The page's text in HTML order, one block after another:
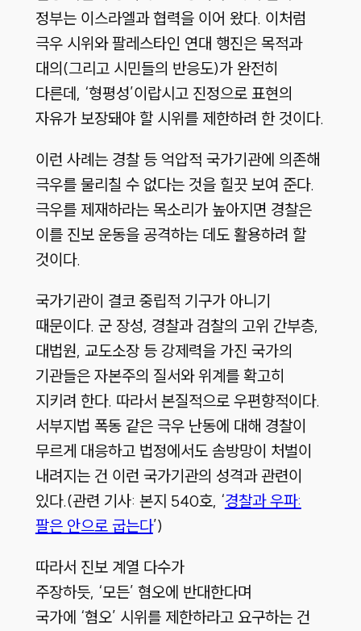
정부는 이스라엘과 협력을 이어 왔다. 이처럼
극우 시위와 팔레스타인 연대 행진은 목적과
대의(그리고 시민들의 반응도)가 완전히
다른데, ‘형평성’이랍시고 진정으로 표현의
자유가 보장돼야 할 시위를 제한하려 한 것이다.
이런 사례는 경찰 등 억압적 국가기관에 의존해
극우를 물리칠 수 없다는 것을 힐끗 보여 준다.
극우를 제재하라는 목소리가 높아지면 경찰은
이를 진보 운동을 공격하는 데도 활용하려 할
것이다.
국가기관이 결코 중립적 기구가 아니기
때문이다. 군 장성, 경찰과 검찰의 고위 간부층,
대법원, 교도소장 등 강제력을 가진 국가의
기관들은 자본주의 질서와 위계를 확고히
지키려 한다. 따라서 본질적으로 우편향적이다.
서부지법 폭동 같은 극우 난동에 대해 경찰이
무르게 대응하고 법정에서도 솜방망이 처벌이
내려지는 건 이런 국가기관의 성격과 관련이
있다.(관련 기사: 본지 540호, ‘경찰과 우파:
팔은 안으로 굽는다’)
따라서 진보 계열 다수가
주장하듯, ‘모든’ 혐오에 반대한다며
국가에 ‘혐오’ 시위를 제한하라고 요구하는 건